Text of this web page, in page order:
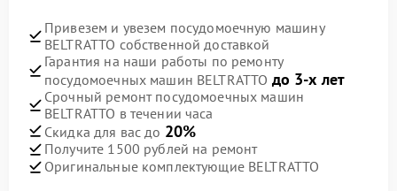
Привезем и увезем посудомоечную машину
BELTRATTO собственной доставкой
Гарантия на наши работы по ремонту
посудомоечных машин BELTRATTO до 3-х лет
Срочный ремонт посудомоечных машин
BELTRATTO в течении часа
Скидка для вас до 20%
Получите 1500 рублей на ремонт
Оригинальные комплектующие BELTRATTO